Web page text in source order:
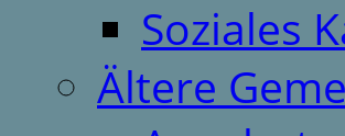
Soziales
Ältere